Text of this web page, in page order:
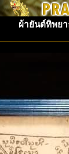
ผ้ายันต์ทิพยา